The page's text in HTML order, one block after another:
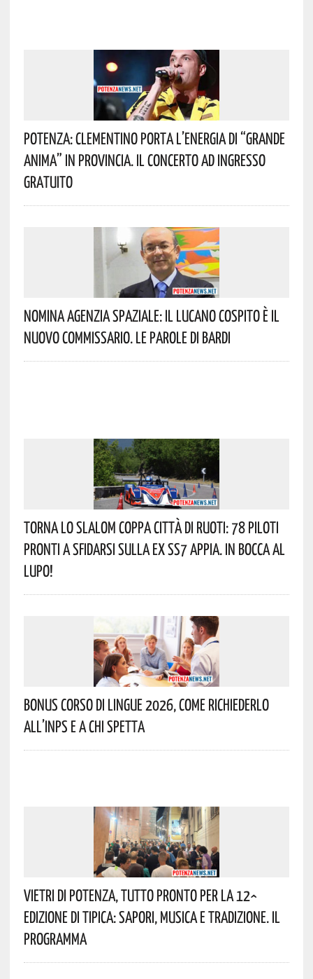
Potenza: Clementino Porta L’energia Di “Grande
Anima” In Provincia. Il Concerto Ad Ingresso
Gratuito
Nomina Agenzia Spaziale: Il Lucano Cospito È Il
Nuovo Commissario. Le Parole Di Bardi
Torna Lo Slalom Coppa Città Di Ruoti: 78 Piloti
Pronti A Sfidarsi Sulla Ex SS7 Appia. In Bocca Al
Lupo!
Bonus Corso Di Lingue 2026, Come Richiederlo
All’INPS E A Chi Spetta
Vietri Di Potenza, Tutto Pronto Per La 12^
Edizione Di Tipica: Sapori, Musica E Tradizione. Il
Programma